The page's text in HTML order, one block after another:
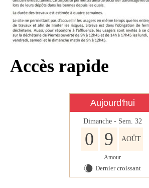
Mes démarches
Faverolles dans la presse
Faverolles Infos –
numérique
Nos Partenaires
Accès rapide
Aujourd'hui
Dimanche - Sem. 32
0 9 AOÛT
Amour
W Dernier croissant